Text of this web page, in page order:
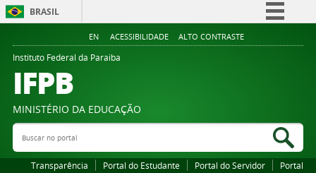
BRASIL
Simplifique!
Legislação
EN ACESSIBILIDADE ALTO CONTRASTE
Instituto Federal da Paraiba
IFPB
MINISTÉRIO DA EDUCAÇÃO
Buscar no portal
Transparência Portal do Estudante Portal do Servidor
Portal